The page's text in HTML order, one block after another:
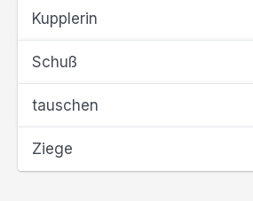
Kupplerin
Schuß
tauschen
Ziege